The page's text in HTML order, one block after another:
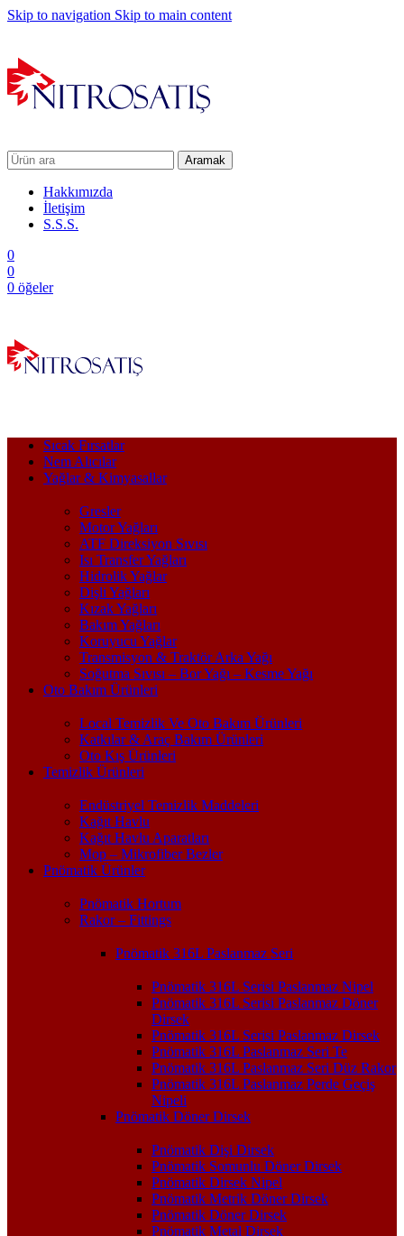
Skip to navigation Skip to main content
Aramak
Hakkımızda
İletişim
S.S.S.
0
0
0 öğeler
Sıcak Fırsatlar
Nem Alıcılar
Yağlar & Kimyasallar
Gresler
Motor Yağları
ATF Direksiyon Sıvısı
Isı Transfer Yağları
Hidrolik Yağlar
Dişli Yağları
Kızak Yağları
Bakım Yağları
Koruyucu Yağlar
Transmisyon & Traktör Arka Yağı
Soğutma Sıvısı – Bor Yağı – Kesme Yağı
Oto Bakım Ürünleri
Local Temizlik Ve Oto Bakım Ürünleri
Katkılar & Araç Bakım Ürünleri
Oto Kış Ürünleri
Temizlik Ürünleri
Endüstriyel Temizlik Maddeleri
Kağıt Havlu
Kağıt Havlu Aparatları
Mop – Mikrofiber Bezler
Pnömatik Ürünler
Pnömatik Hortum
Rakor – Fittings
Pnömatik 316L Paslanmaz Seri
Pnömatik 316L Serisi Paslanmaz Nipel
Pnömatik 316L Serisi Paslanmaz Döner
Dirsek
Pnömatik 316L Serisi Paslanmaz Dirsek
Pnömatik 316L Paslanmaz Seri Te
Pnömatik 316L Paslanmaz Seri Düz Rakor
Pnömatik 316L Paslanmaz Perde Geçiş
Nipeli
Pnömatik Döner Dirsek
Pnömatik Dişi Dirsek
Pnömatik Somunlu Döner Dirsek
Pnömatik Dirsek Nipel
Pnömatik Metrik Döner Dirsek
Pnömatik Döner Dirsek
Pnömatik Metal Dirsek